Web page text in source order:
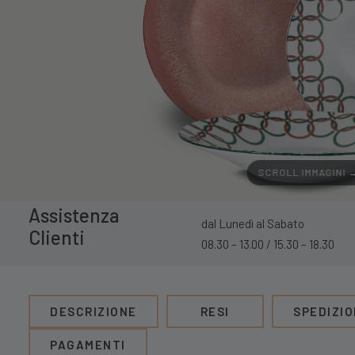
SCROLL IMMAGINI →
Assistenza
Clienti
dal Lunedì al Sabato
08.30 – 13.00 / 15.30 – 18.30
DESCRIZIONE RESI
PAGAMENTI